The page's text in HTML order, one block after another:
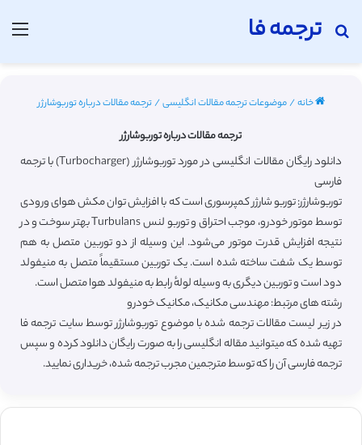
ترجمه فا
جستجو برای
خانه/موضوعات ترجمه مقالات انگلیسی/ترجمه مقالات درباره توربوشارژر
ترجمه مقالات درباره توربوشارژر
دانلود رایگان مقالات انگلیسی در مورد توربوشارژر (Turbocharger) با ترجمه
فارسی
توربوشارژر: توربو شارژر کمپرسوری است که با افزایش توان مکش هوای ورودی
توسط موتور خودرو، موجب احتراق و توربو لنس Turbulans بهتر سوخت و در
نتیجه افزایش قدرت موتور می‌شود. این وسیله از دو توربین متصل به هم
توسط یک شفت ساخته شده است. یک توربین مستقیماً متصل به منیفولد
دود است و توربین دیگری به وسیله لولهٔ رابط به منیفولد هوا متصل است.
رشته های مرتبط: مهندسی مکانیک، مکانیک خودرو
در زیر لیست مقالات ترجمه شده با موضوع توربوشارژر توسط سایت ترجمه فا
تهیه شده که میتوانید مقاله انگلیسی را به صورت رایگان دانلود کرده و سپس
ترجمه فارسی آن را که توسط مترجمین مجرب ترجمه شده، خریداری نمایید.